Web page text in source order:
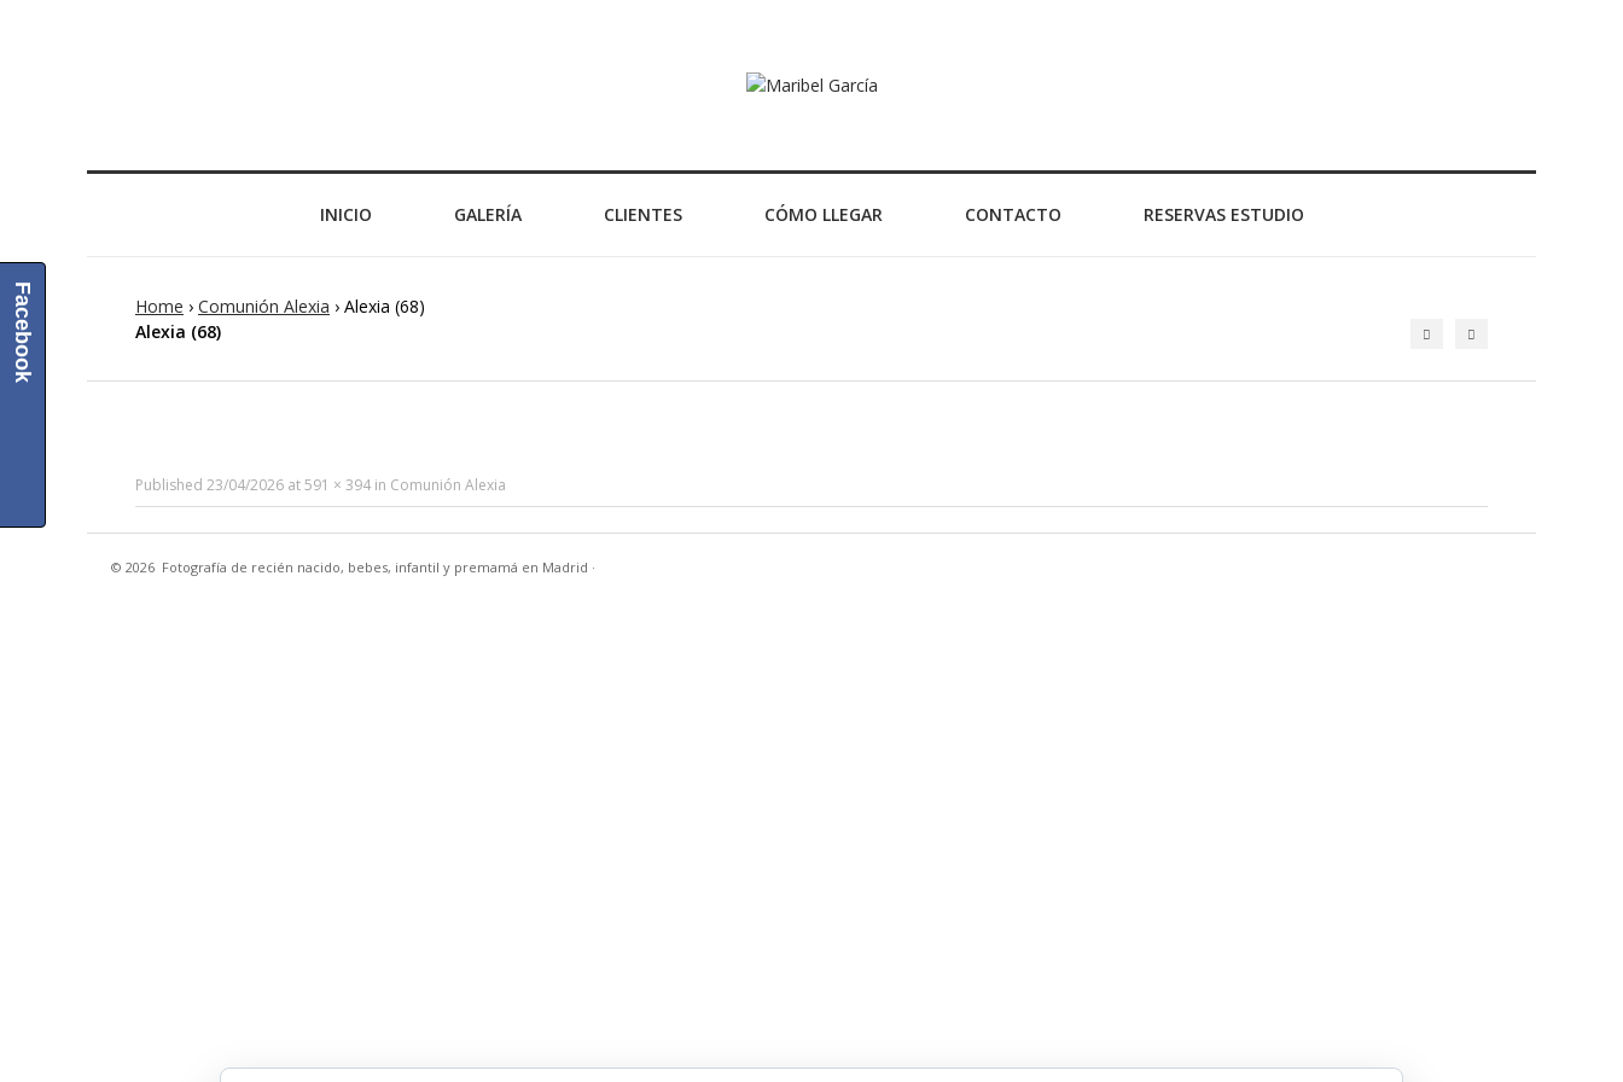
INICIO GALERÍA CLIENTES CÓMO LLEGAR CONTACTO RESERVAS ESTUDIO
Home › Comunión Alexia › Alexia (68)
Alexia (68)
Published 23/04/2026 at591 × 394 in Comunión Alexia
© 2026 Fotografía de recién nacido, bebes, infantil y premamá en Madrid ·
Facebook